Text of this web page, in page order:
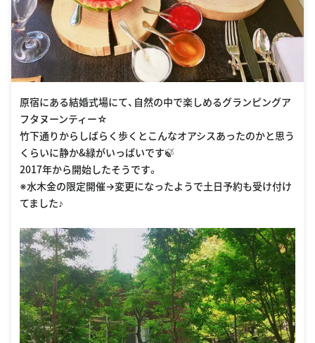
原宿にある結婚式場にて、自然の中で楽しめるグランピングア
フタヌーンティー☆
竹下通りからしばらく歩くとこんなオアシスあったのかと思う
くらいに静か&緑がいっぱいです🍃
2017年から開始したそうです。
※水木金の限定開催→変更になったようで土日予約も受け付け
てました♪